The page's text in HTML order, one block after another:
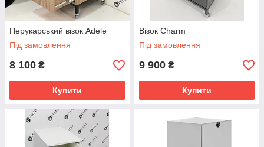
Перукарський візок Adele
Під замовлення
8 100 ₴
Купити
Візок Charm
Під замовлення
9 900 ₴
Купити